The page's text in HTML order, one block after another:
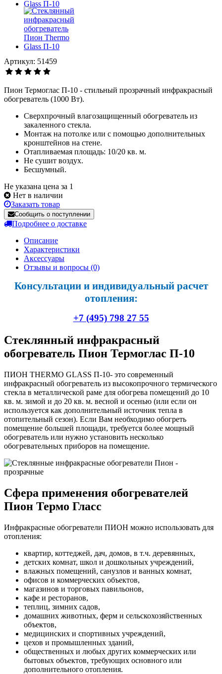
Артикул: 51459
Пион Термоглас П-10 - стильный прозрачный инфракрасный
обогреватель (1000 Вт).
Сверхпрочный влагозащищенный обогреватель из
закаленного стекла.
Монтаж на потолке или с помощью дополнительных
кронштейнов на стене.
Отапливаемая площадь: 10/20 кв. м.
Не сушит воздух.
Бесшумный.
Не указана цена за 1
Нет в наличии
Заказать товар
Сообщить о поступлении
Подробнее о доставке
Описание
Характеристики
Аксессуары
Отзывы и вопросы (0)
Консультации и индивидуальный расчет
отопления:
+7 (495) 798 27 55
Стеклянный инфракрасный
обогреватель Пион Термоглас П-10
ПИОН THERMO GLASS П-10- это современный
инфракрасный обогреватель из высокопрочного термического
стекла в металлической раме для обогрева помещений до 10
кв. м. зимой и до 20 кв. м. весной и осенью (или если он
используется как дополнительный источник тепла в
отопительный сезон). Если Вам необходимо обогреть
помещение большей площади, требуется более мощный
обогреватель или нужно установить несколько
обогревательных приборов на помещение.
Сфера применения обогревателей
Пион Термо Гласc
Инфракрасные обогреватели ПИОН можно использовать для
отопления:
квартир, коттеджей, дач, домов, в т.ч. деревянных,
детских комнат, школ и дошкольных учреждений,
влажных помещений, санузлов и ванных комнат,
офисов и коммерческих объектов,
магазинов и торговых павильонов,
кафе и ресторанов,
теплиц, зимних садов,
домашних животных, ферм и сельскохозяйственных
объектов,
медицинских и спортивных учреждений,
цехов и промышленных зданий,
общественных и любых других коммерческих или
бытовых объектов, требующих основного или
дополнительного отопления.